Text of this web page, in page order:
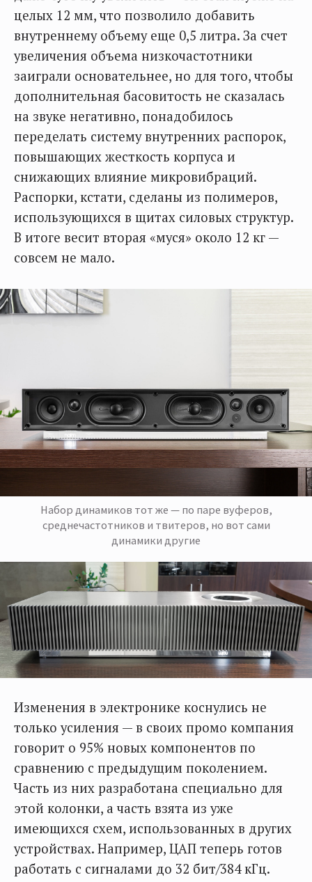
целых 12 мм, что позволило добавить
внутреннему объему еще 0,5 литра. За счет
увеличения объема низкочастотники
заиграли основательнее, но для того, чтобы
дополнительная басовитость не сказалась
на звуке негативно, понадобилось
переделать систему внутренних распорок,
повышающих жесткость корпуса и
снижающих влияние микровибраций.
Распорки, кстати, сделаны из полимеров,
использующихся в щитах силовых структур.
В итоге весит вторая «муся» около 12 кг —
совсем не мало.
Набор динамиков тот же — по паре вуферов,
среднечастотников и твитеров, но вот сами
динамики другие
Изменения в электронике коснулись не
только усиления — в своих промо компания
говорит о 95% новых компонентов по
сравнению с предыдущим поколением.
Часть из них разработана специально для
этой колонки, а часть взята из уже
имеющихся схем, использованных в других
устройствах. Например, ЦАП теперь готов
работать с сигналами до 32 бит/384 кГц.